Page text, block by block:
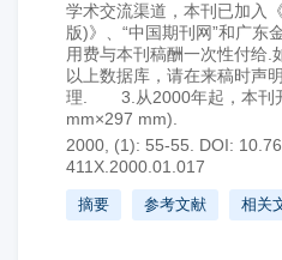
学术交流渠道，本刊已加入
版)》、“中国期刊网”和广东
用费与本刊稿酬一次性付给.
以上数据库，请在来稿时声
理. 3.从2000年起，本刊
mm×297 mm).
2000, (1): 55-55.
DOI:
411X.2000.01.017
摘要 参考文献 相关